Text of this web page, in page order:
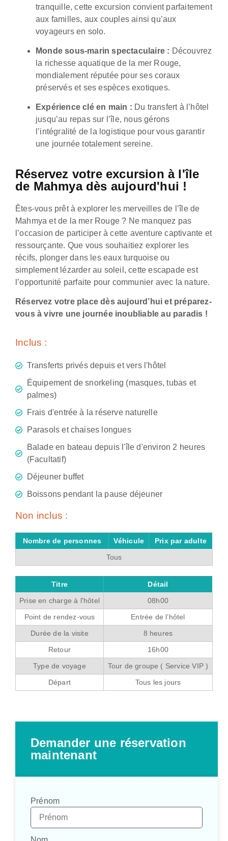
tranquille, cette excursion convient parfaitement
aux familles, aux couples ainsi qu’aux
voyageurs en solo.
Monde sous-marin spectaculaire : Découvrez
la richesse aquatique de la mer Rouge,
mondialement réputée pour ses coraux
préservés et ses espèces exotiques.
Expérience clé en main : Du transfert à l’hôtel
jusqu’au repas sur l’île, nous gérons
l’intégralité de la logistique pour vous garantir
une journée totalement sereine.
Réservez votre excursion à l'île
de Mahmya dès aujourd'hui !
Êtes-vous prêt à explorer les merveilles de l’île de
Mahmya et de la mer Rouge ? Ne manquez pas
l’occasion de participer à cette aventure captivante et
ressourçante. Que vous souhaitiez explorer les
récifs, plonger dans les eaux turquoise ou
simplement lézarder au soleil, cette escapade est
l’opportunité parfaite pour communier avec la nature.
Réservez votre place dès aujourd’hui et préparez-
vous à vivre une journée inoubliable au paradis !
Inclus :
Transferts privés depuis et vers l'hôtel
Équipement de snorkeling (masques, tubas et
palmes)
Frais d'entrée à la réserve naturelle
Parasols et chaises longues
Balade en bateau depuis l'île d'environ 2 heures
(Facultatif)
Déjeuner buffet
Boissons pendant la pause déjeuner
Non inclus :
Nombre de personnes Véhicule
Prix par adulte
Tous
Titre
Détail
Prise en charge à l'hôtel
08h00
Point de rendez-vous
Entrée de l’hôtel
Durée de la visite
8 heures
Retour
16h00
Type de voyage
Tour de groupe ( Service VIP )
Départ
Tous les jours
Demander une réservation
maintenant
Prénom